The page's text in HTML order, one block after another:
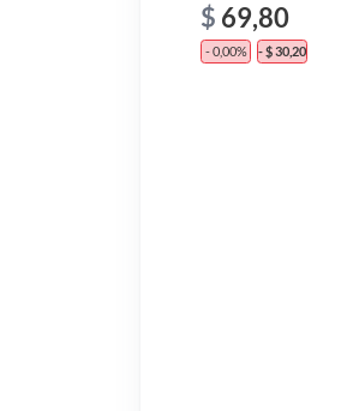
$ 69,80
- 0,00% - $ 30,20